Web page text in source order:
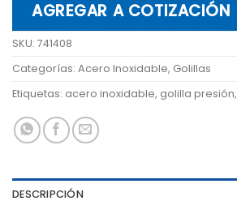
AGREGAR A COTIZACIÓN
SKU: 741408
Categorías: Acero Inoxidable, Golillas
Etiquetas: acero inoxidable, golilla presión,
DESCRIPCIÓN